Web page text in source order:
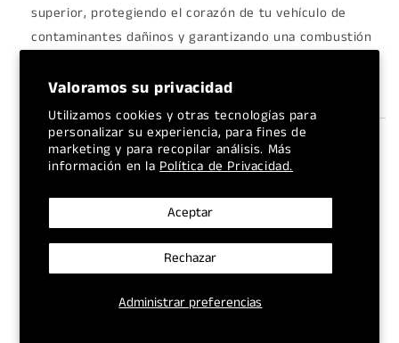
Valoramos su privacidad
Utilizamos cookies y otras tecnologías para
personalizar su experiencia, para fines de
marketing y para recopilar análisis. Más
información en la Política de Privacidad.
Administrar preferencias
Aceptar
Rechazar
superior, protegiendo el corazón de tu vehículo de
contaminantes dañinos y garantizando una combustión
¿Por qué elegir el Filtro de Aire ADVANCE AA-
51943 para tu Pick-up?